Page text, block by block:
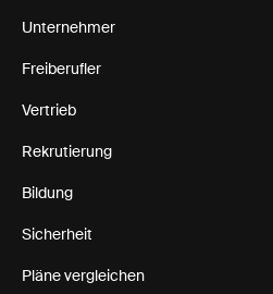
Unternehmer
Freiberufler
Vertrieb
Rekrutierung
Bildung
Sicherheit
Pläne vergleichen